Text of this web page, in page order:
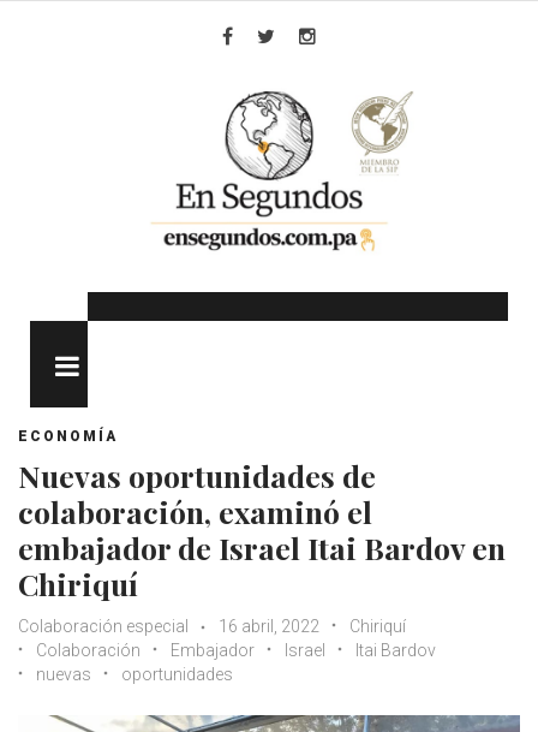
ECONOMÍA
Nuevas oportunidades de
colaboración, examinó el
embajador de Israel Itai Bardov en
Chiriquí
Colaboración especial 16 abril, 2022
Chiriquí
Colaboración
Embajador Israel
Itai Bardov
nuevas
oportunidades